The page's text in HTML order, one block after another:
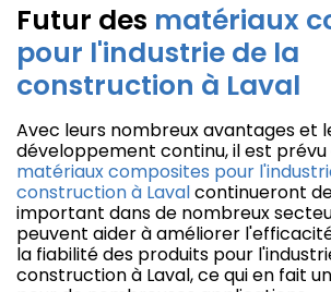
Futur des matériaux
pour l'industrie de la
construction à Laval
Avec leurs nombreux avantages et
développement continu, il est prévu
matériaux composites pour
construction à Lavalcontinueront
important dans de nombreux
peuvent aider à améliorer
la fiabilité des produits pour
construction à Laval, ce qui en fait